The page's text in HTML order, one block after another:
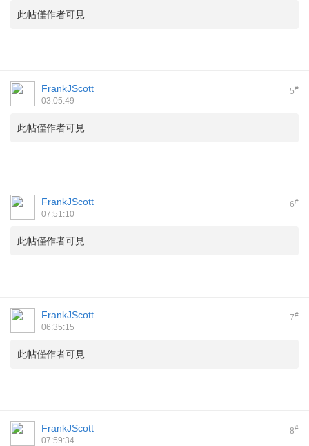
此帖僅作者可見
5#
FrankJScott
03:05:49
此帖僅作者可見
6#
FrankJScott
07:51:10
此帖僅作者可見
7#
FrankJScott
06:35:15
此帖僅作者可見
8#
FrankJScott
07:59:34